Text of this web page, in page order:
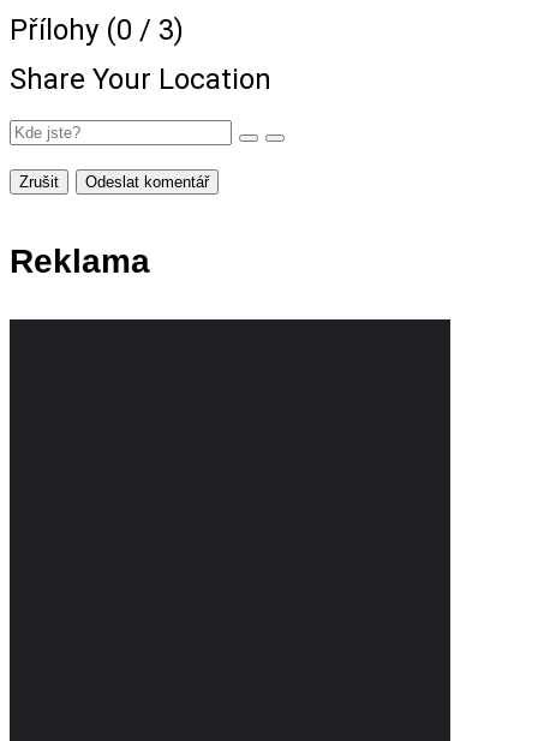
Přílohy (0 / 3)
Share Your Location
Zrušit Odeslat komentář
Reklama